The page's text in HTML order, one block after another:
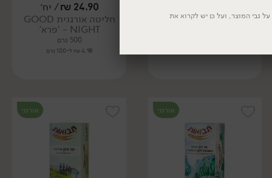
חליטה אורגנית נענע מנטה
24.90
₪/ יח׳
חליטה אורגנית GOOD
NIGHT - 'פרא'
500 גרם
4.98 ₪ ל-100 גרם
אורגני אורגני
גבי המוצר, ועל כן יש לקרוא את